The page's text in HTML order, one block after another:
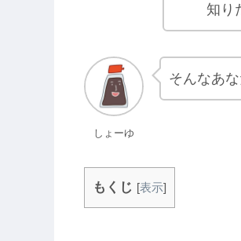
知り
しょーゆ
そんなあ
もくじ [表示]